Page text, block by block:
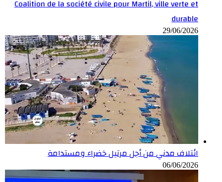
Coalition de la société civile pour Martil, ville verte et
durable
29/06/2026
ائتلاف مدني من أجل مرتيل خضراء ومستدامة
06/06/2026